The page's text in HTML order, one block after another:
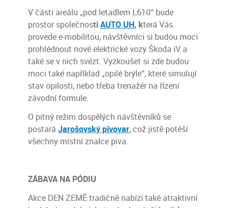
V části areálu „pod letadlem L610“ bude
prostor společnostiAUTO UH, která Vás
provede e-mobilitou, návštěvníci si budou moci
prohlédnout nové elektrické vozy Škoda iV a
také se v nich svézt. Vyzkoušet si zde budou
moci také například „opilé brýle“, které simulují
stav opilosti, nebo třeba trenažér na řízení
závodní formule.
O pitný režim dospělých návštěvníků se
postará Jarošovský pivovar, což jistě potěší
všechny místní znalce piva.
ZÁBAVA NA PÓDIU
Akce DEN ZEMĚ tradičně nabízí také atraktivní